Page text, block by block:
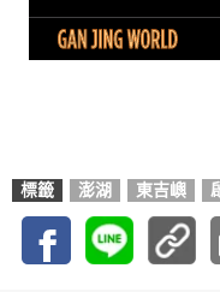
標籤 澎湖 東吉嶼